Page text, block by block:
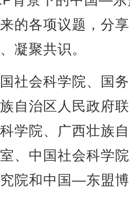
的各项议题，分
凝聚共识。
会科学院、国
自治区人民政府
学院、广西壮族
、中国社会科学
院和中国—东盟